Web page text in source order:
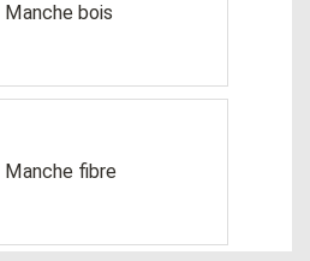
Manche bois
Manche fibre